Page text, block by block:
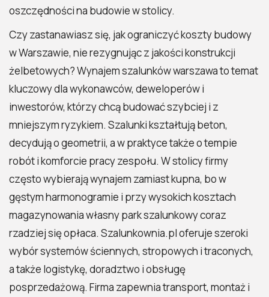
oszczędności na budowie w stolicy.
Czy zastanawiasz się, jak ograniczyć koszty budowy
w Warszawie, nie rezygnując z jakości konstrukcji
żelbetowych? Wynajem szalunków warszawa to temat
kluczowy dla wykonawców, deweloperów i
inwestorów, którzy chcą budować szybciej i z
mniejszym ryzykiem. Szalunki kształtują beton,
decydują o geometrii, a w praktyce także o tempie
robót i komforcie pracy zespołu. W stolicy firmy
często wybierają wynajem zamiast kupna, bo w
gęstym harmonogramie i przy wysokich kosztach
magazynowania własny park szalunkowy coraz
rzadziej się opłaca. Szalunkownia.pl oferuje szeroki
wybór systemów ściennych, stropowych i traconych,
a także logistykę, doradztwo i obsługę
posprzedażową. Firma zapewnia transport, montaż i